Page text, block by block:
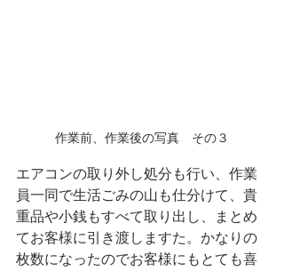
作業前、作業後の写真　その３
エアコンの取り外し処分も行い、作業
員一同で生活ごみの山も仕分けて、貴
重品や小銭もすべて取り出し、まとめ
てお客様に引き渡しますた。かなりの
枚数になったのでお客様にもとても喜